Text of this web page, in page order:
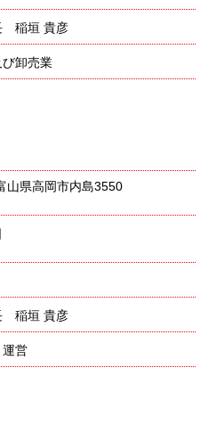
稲垣 貴彦
卸売業
県高岡市内島3550
稲垣 貴彦
運営